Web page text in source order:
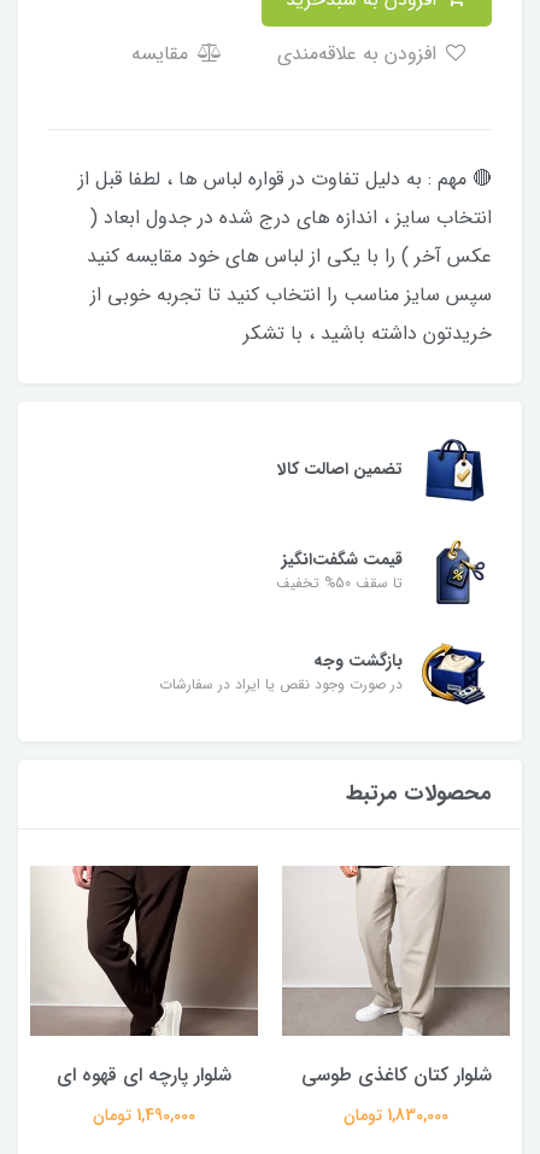
مقایسه
🔴 مهم : به دلیل تفاوت در قواره لباس ها ، لطفا قبل از
انتخاب سایز ، اندازه های درج شده در جدول ابعاد (
عکس آخر ) را با یکی از لباس های خود مقایسه کنید
سپس سایز مناسب را انتخاب کنید تا تجربه خوبی از
خریدتون داشته باشید ، با تشکر
تضمین اصالت کالا
قیمت شگفت‌انگیز
تا سقف 50% تخفیف
بازگشت وجه
در صورت وجود نقص یا ایراد در سفارشات
محصولات مرتبط
شلوار کتان کاغذی طوسی
1,830,000 تومان
شلوار پارچه ای قهوه ای
1,490,000 تومان